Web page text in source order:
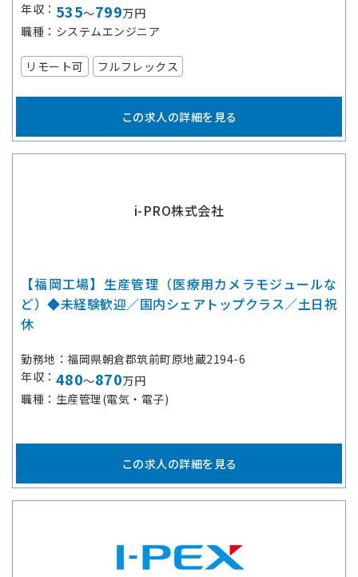
年収
535～799万円
職種
システムエンジニア
リモート可 フルフレックス
この求人の詳細を見る
i-PRO株式会社
【福岡工場】生産管理（医療用カメラモジュールな
ど）◆未経験歓迎／国内シェアトップクラス／土日祝
休
勤務地
福岡県朝倉郡筑前町原地蔵2194-6
年収
480～870万円
職種
生産管理(電気・電子)
この求人の詳細を見る